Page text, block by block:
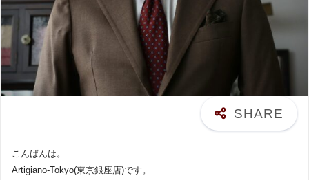
こんばんは。
Artigiano-Tokyo(東京銀座店)です。